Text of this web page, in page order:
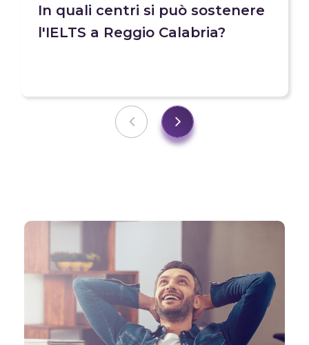
Previous
In quali centri si può sostenere
l'IELTS a Reggio Calabria?
Next